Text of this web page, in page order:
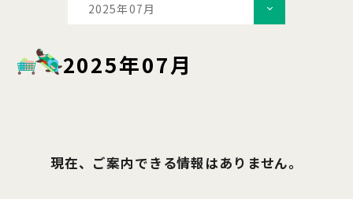
2025年07月
2025年07月
現在、ご案内できる情報はありません。